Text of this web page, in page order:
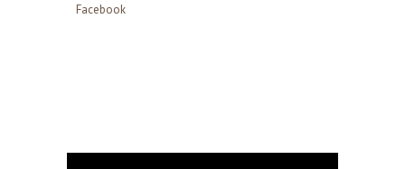
Facebook